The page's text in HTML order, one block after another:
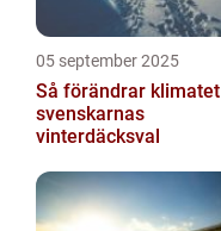
05 september 2025
Så förändrar klimatet
svenskarnas
vinterdäcksval